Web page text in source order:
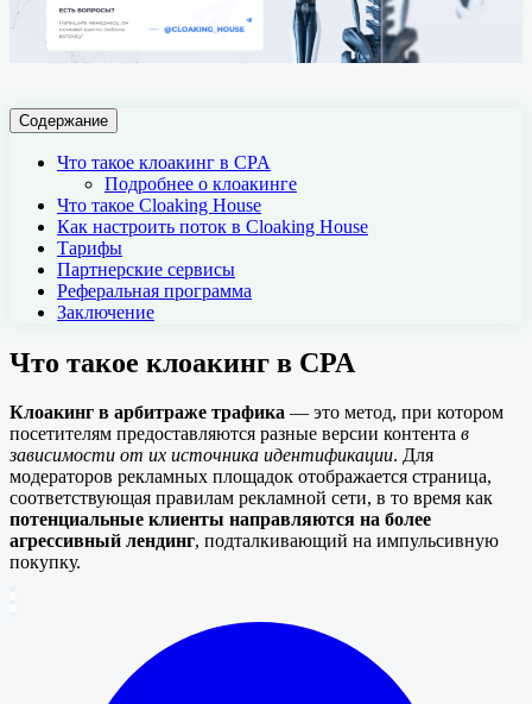
Содержание
Что такое клоакинг в CPA
Подробнее о клоакинге
Что такое Cloaking House
Как настроить поток в Cloaking House
Тарифы
Партнерские сервисы
Реферальная программа
Заключение
Что такое клоакинг в CPA
Клоакинг в арбитраже трафика — это метод, при котором
посетителям предоставляются разные версии контента в
зависимости от их источника идентификации. Для
модераторов рекламных площадок отображается страница,
соответствующая правилам рекламной сети, в то время как
потенциальные клиенты направляются на более
агрессивный лендинг, подталкивающий на импульсивную
покупку.